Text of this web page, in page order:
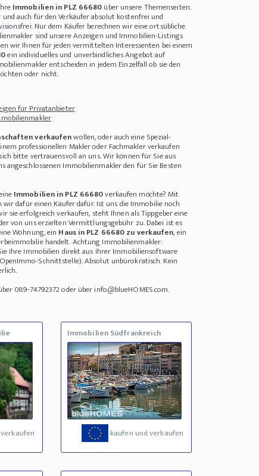
+++Immobilien und Land in Brasilien - neuer Präsident, neuer Mut
Immobilien in PLZ 66680über unsere Themenseiten.
auch für den Verkäufer absolut kostenfrei und
Nur dem Käufer berechnen wir eine ortsübliche
sind unsere Anzeigen und Immobilien-Listings
wir Ihnen für jeden vermittelten Interessenten bei einem
ein individuelles und unverbindliches Angebot auf
entscheiden in jedem Einzelfall ob sie den
oder nicht.
für Privatanbieter
verkaufenwollen, oder auch eine Spezial-
professionellen Makler oder Fachmakler verkaufen
bitte vertrauensvoll an uns. Wir können für Sie aus
angeschlossenen Immobilienmakler den für Sie Besten
Immobilien in PLZ 66680verkaufen möchte? Mit
dafür einen Käufer dafür. Ist uns die Immobilie noch
sie erfolgreich verkaufen, steht Ihnen als Tippgeber eine
von uns erzielten Vermittlungsgebühr zu. Dabei ist es
Wohnung, ein Haus in PLZ 66680 zu verkaufen, ein
handelt. Achtung Immobilienmakler:
Ihre Immobilien direkt aus Ihrer Immobiliensoftware
Schnittstelle). Absolut unbürokratisch. Kein
089-74792372 oder über info@blueHOMES.com.
Immobilien Südfrankreich
kaufen und verkaufen